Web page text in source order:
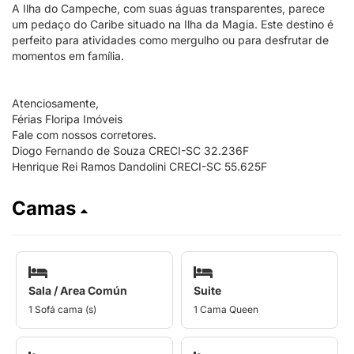
A Ilha do Campeche, com suas águas transparentes, parece
um pedaço do Caribe situado na Ilha da Magia. Este destino é
perfeito para atividades como mergulho ou para desfrutar de
momentos em família.
Atenciosamente,
Férias Floripa Imóveis
Fale com nossos corretores.
Diogo Fernando de Souza CRECI-SC 32.236F
Henrique Rei Ramos Dandolini CRECI-SC 55.625F
Camas
Sala / Area Común
1 Sofá cama (s)
Suite
1 Cama Queen